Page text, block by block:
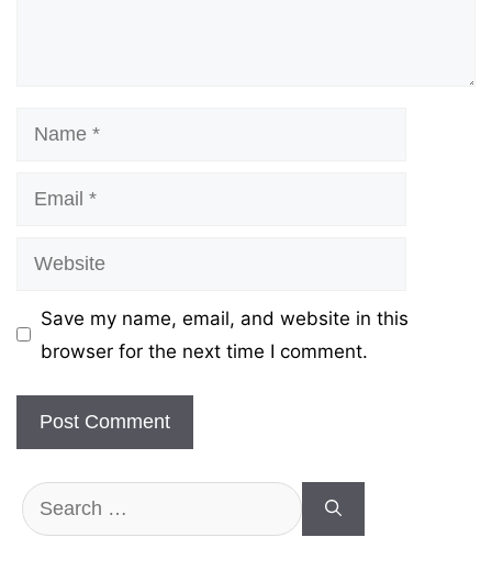
Name
Email
Website
Save my name, email, and website in this
browser for the next time I comment.
Search
for: